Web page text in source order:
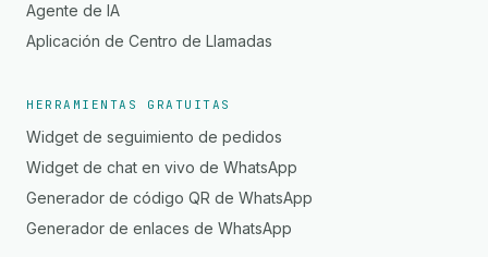
Agente de IA
Aplicación de Centro de Llamadas
HERRAMIENTAS GRATUITAS
Widget de seguimiento de pedidos
Widget de chat en vivo de WhatsApp
Generador de código QR de WhatsApp
Generador de enlaces de WhatsApp